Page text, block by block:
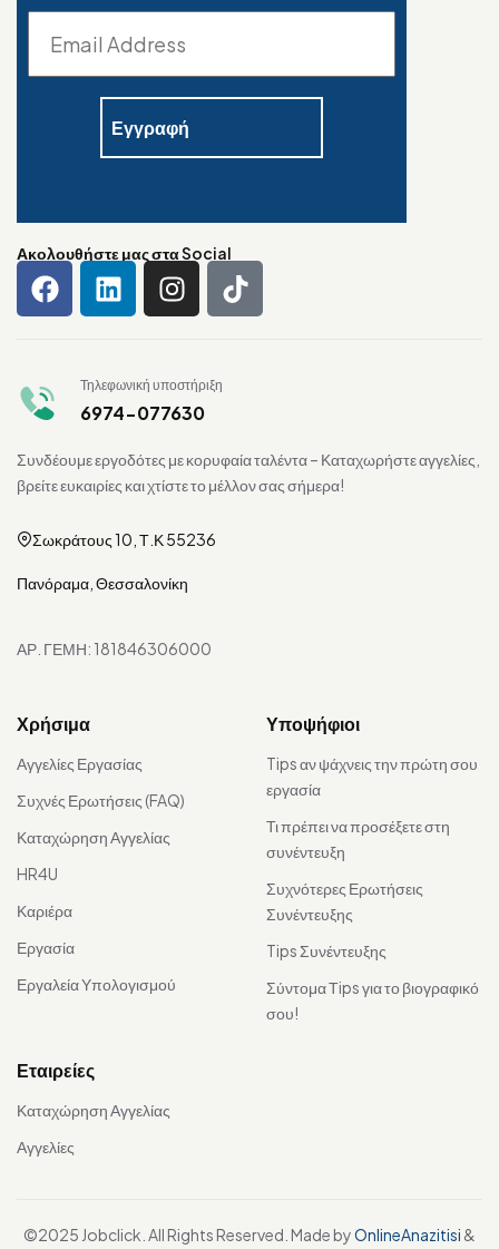
Ακολουθήστε μας στα Social
Τηλεφωνική υποστήριξη
6974-077630
Συνδέουμε εργοδότες με κορυφαία ταλέντα – Καταχωρήστε αγγελίες,
βρείτε ευκαιρίες και χτίστε το μέλλον σας σήμερα!
Σωκράτους 10, Τ.Κ 55236
Πανόραμα, Θεσσαλονίκη
ΑΡ. ΓΕΜΗ: 181846306000
Χρήσιμα
Αγγελίες Εργασίας
Συχνές Ερωτήσεις (FAQ)
Καταχώρηση Αγγελίας
HR4U
Καριέρα
Εργασία
Εργαλεία Υπολογισμού
Υποψήφιοι
Tips αν ψάχνεις την πρώτη σου
εργασία
Τι πρέπει να προσέξετε στη
συνέντευξη
Συχνότερες Ερωτήσεις
Συνέντευξης
Tips Συνέντευξης
Σύντομα Τips για το βιογραφικό
σου!
Εταιρείες
Καταχώρηση Αγγελίας
Αγγελίες
©2025 Jobclick. All Rights Reserved. Made byOnlineAnazitisi &